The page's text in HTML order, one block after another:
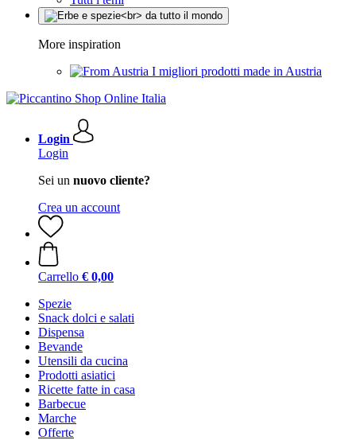
More inspiration
I migliori prodotti made in Austria
Login
Login
Sei un nuovo cliente?
Crea un account
Carrello € 0,00
Spezie
Snack dolci e salati
Dispensa
Bevande
Utensili da cucina
Prodotti asiatici
Ricette fatte in casa
Barbecue
Marche
Offerte